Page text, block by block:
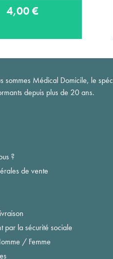
4,00 €
sommes Médical Domicile, le
depuis plus de 20 ans.
?
de vente
par la sécurité sociale
/ Femme